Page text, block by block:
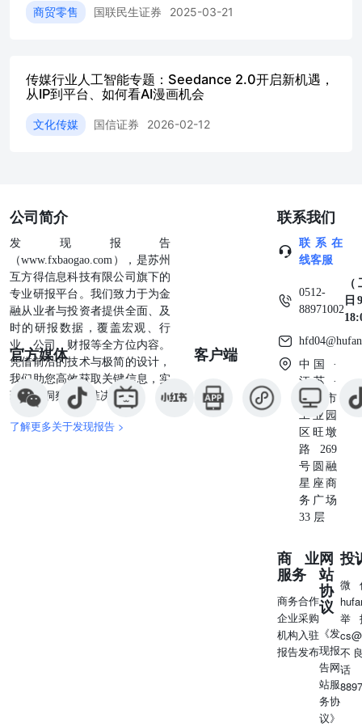
荐关注，展现了AI应用与传媒板块的广阔前景。 要点回顾
今晚分享的主要内容是什么？ 今晚主要分享关于国内扩内
技应用和可选消费属性，有望撬动兴趣消费、情绪消费等新
型消费形式，其中电影院线板块有望承接精神消费。 扩内
扩内需的战略之举，并且传媒板块作为扩内需的重要组成部
万达电影正积极布局线下体验经济、文创产品及AI技术应
用。 对于电影院线板块，有哪些重点推荐的公司？ 推荐关
注万达电影、横店影视和上海电影这三支“三剑客”，它们在
电影内容供给、线下渠道优势以及潮玩周边等方面表现出
色，并且正积极布局AI技术以增强竞争力。 AI板块的情况
怎样？ AI板块近期受到关注，例如字节跳动举办的foss大会
规模盛大，参展企业众多，反映出AI赛道各具优势，大厂
和新势力企业在AI时代均有较大影响力。同时，质朴递表
了港交所，进一步表明AI领域的动态和发展。 在最近的foss
大会上，质朴公司推出了哪些新产品或服务？ 在foss大会
上，质朴公司推出了通用的A型模型C1.8和视频模型
C1.5pro，这些模型能够满足影视漫剧、电商广告等领域的
高阶创作需求。 质朴公司在资本市场的表现如何？ 质朴地
表在港交所上市，开启了AI新叙事的新篇章。根据招股
书，质朴在2022年的收入为5700万，预计2024年收入将超过
3亿，而今年上半年已经达到了1.9亿。 质朴公司的亏损情
况及毛利率表现如何？ 尽管面临高研发投入和运营支出导
致的亏损，但质朴的毛利率一直保持在50%以上。2024年亏
损了29亿，今年上半年亏损为23.58亿。 质朴的商业模式是
辅以toc业务。 质朴公司的上市对AI行业有何影响？ 质朴作
为非大厂出身的AI创业公司，在短短三四年间在AI行业取
得里程碑式的成功，其上市为AI大模型的资本化开辟了新
阶段，并加速了整个行业的洗牌和分化。 对于投资者来
说，在质朴上市后有哪些投资维度可以关注？ 投资者可以
从三个维度关注：一是关注质朴相关的股权投资方；二是关
注能够应用质朴技术的企业，如华策影视、蓝色光标、芒果
超媒等；三是关注中小模型企业可能通过并购等方式实现资
本化。 对于2026年AI领域的发展趋势，有何看法？ 认为
2026年将是AI基础设施和AI应用双轮驱动的重要一年，有
望延续十年以上的AI新时代 新周期。AI应用如数字营销广
商贸零售 国联民生证券 2025-03-21
传媒行业人工智能专题：Seedance 2.0开启新机遇，
从IP到平台、如何看AI漫画机会
文化传媒 国信证券 2026-02-12
公司简介
发现报告
（www.fxbaogao.com），是苏州
互方得信息科技有限公司旗下的
专业研报平台。我们致力于为金
融从业者与投资者提供全面、及
时的研报数据，覆盖宏观、行
业、公司、财报等全方位内容。
凭借前沿的技术与极简的设计，
我们助您高效获取关键信息，实
现深度洞察与精准决策。
了解更多关于发现报告 >
官方媒体 客户端
联系我们
联系在
线客服
0512-
88971002
日
中国 ·
江苏 ·
苏州市
工业园
区旺墩
路269
号圆融
星座商
务广场
33 层
商业
服务
商务合作
企业采购
机构入驻
报告发布
网
站
协
议
《发
现报
告网
站服
务协
议》
投
微
举
不